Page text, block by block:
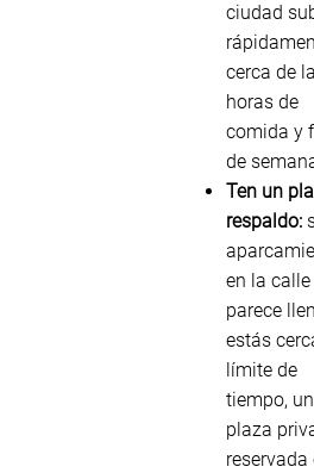
ciudad
cerca de
horas de
comida y
de
Ten un
respaldo:
en la calle
parece
estás
límite de
tiempo,
plaza
reservada